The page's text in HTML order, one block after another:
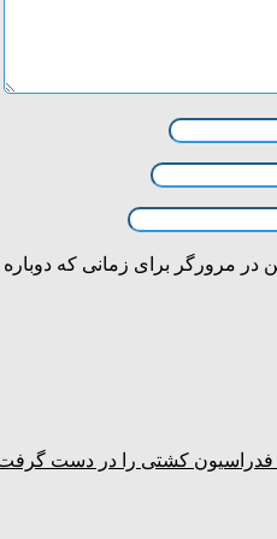
در مرورگر برای زمانی که
فدراسیون کشتی را در دست